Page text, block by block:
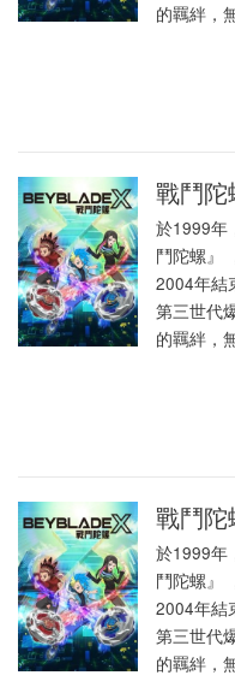
的羈絆，
戰鬥陀
於1999年
鬥陀螺』
2004年結
第三世代
的羈絆，
戰鬥陀
於1999年
鬥陀螺』
2004年結
第三世代
的羈絆，